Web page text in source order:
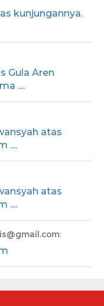
kunjungannya.
Gula Aren
....
atas
....
atas
....
: